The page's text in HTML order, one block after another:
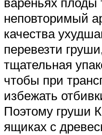
неповторимый
качества
перевезти
тщательная
чтобы при
избежать
Поэтому груши
ящиках с